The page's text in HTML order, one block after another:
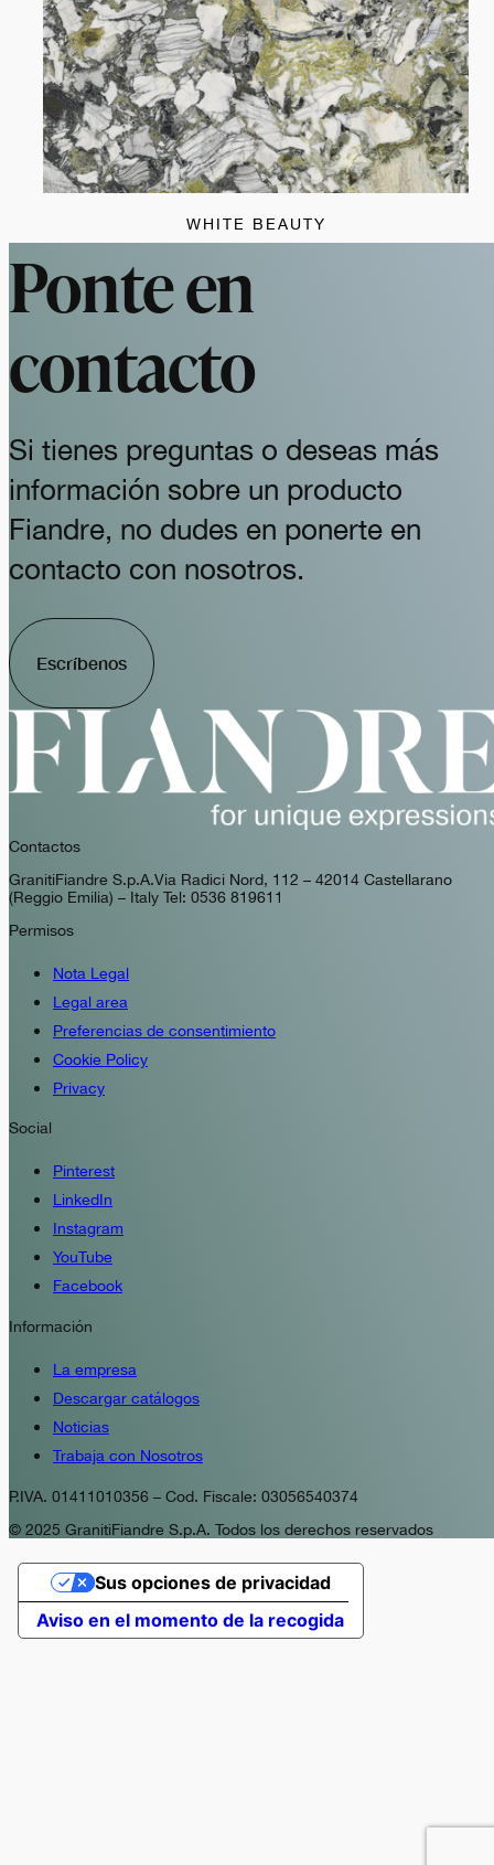
WHITE BEAUTY
Ponte en
contacto
Si tienes preguntas o deseas más
información sobre un producto
Fiandre, no dudes en ponerte en
contacto con nosotros.
Escríbenos
Contactos
GranitiFiandre S.p.A. Via Radici Nord, 112 – 42014 Castellarano
(Reggio Emilia) – Italy Tel: 0536 819611
Permisos
Nota Legal
Legal area
Preferencias de consentimiento
Cookie Policy
Privacy
Social
Pinterest
LinkedIn
Instagram
YouTube
Facebook
Información
La empresa
Descargar catálogos
Noticias
Trabaja con Nosotros
P.IVA. 01411010356 – Cod. Fiscale: 03056540374
© 2025 GranitiFiandre S.p.A. Todos los derechos reservados
Aviso en el momento de la recogida
Sus opciones de privacidad